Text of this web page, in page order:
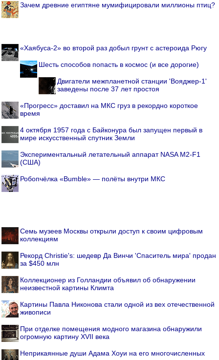
Зачем древние египтяне мумифицировали миллионы птиц?
«Хаябуса-2» во второй раз добыл грунт с астероида Рюгу
Шесть способов попасть в космос (и все дорогие)
Двигатели межпланетной станции 'Вояджер-1'
заведены после 37 лет простоя
«Прогресс» доставил на МКС груз в рекордно короткое
время
4 октября 1957 года с Байконура был запущен первый в
мире искусственный спутник Земли
Экспериментальный летательный аппарат NASA M2-F1
(США)
Робопчёлка «Bumble» — полёты внутри МКС
Семь музеев Москвы открыли доступ к своим цифровым
коллекциям
Рекорд Christie's: шедевр Да Винчи 'Спаситель мира' продан
за $450 млн
Коллекционер из Голландии объявил об обнаружении
неизвестной картины Климта
Картины Павла Никонова стали одной из вех отечественной
живописи
При отделке помещения модного магазина обнаружили
огромную картину XVII века
Неприкаянные души Адама Хоуи на его многочисленных